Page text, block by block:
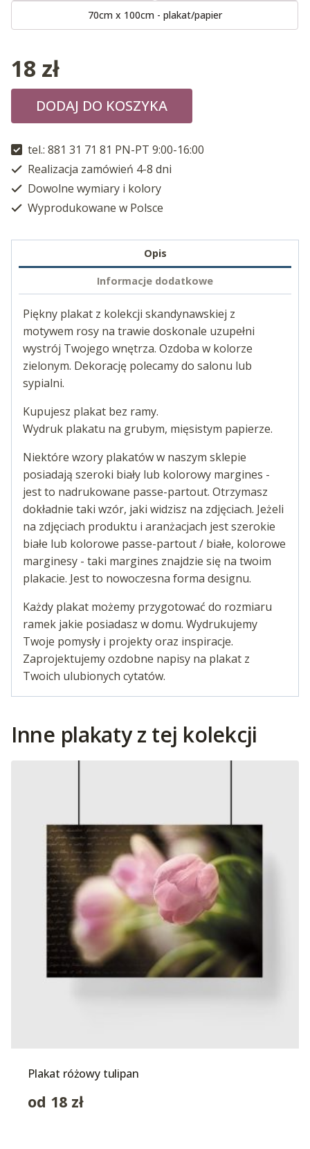
70cm x 100cm - plakat/papier
18 zł
DODAJ DO KOSZYKA
tel.: 881 31 71 81 PN-PT 9:00-16:00
Realizacja zamówień 4-8 dni
Dowolne wymiary i kolory
Wyprodukowane w Polsce
Opis
Informacje dodatkowe
Piękny plakat z kolekcji skandynawskiej z
motywem rosy na trawie doskonale uzupełni
wystrój Twojego wnętrza. Ozdoba w kolorze
zielonym. Dekorację polecamy do salonu lub
sypialni.
Kupujesz plakat bez ramy.
Wydruk plakatu na grubym, mięsistym papierze.
Niektóre wzory plakatów w naszym sklepie
posiadają szeroki biały lub kolorowy margines -
jest to nadrukowane passe-partout. Otrzymasz
dokładnie taki wzór, jaki widzisz na zdjęciach. Jeżeli
na zdjęciach produktu i aranżacjach jest szerokie
białe lub kolorowe passe-partout / białe, kolorowe
marginesy - taki margines znajdzie się na twoim
plakacie. Jest to nowoczesna forma designu.
Każdy plakat możemy przygotować do rozmiaru
ramek jakie posiadasz w domu. Wydrukujemy
Twoje pomysły i projekty oraz inspiracje.
Zaprojektujemy ozdobne napisy na plakat z
Twoich ulubionych cytatów.
Inne plakaty z tej kolekcji
Plakat różowy tulipan
od 18 zł